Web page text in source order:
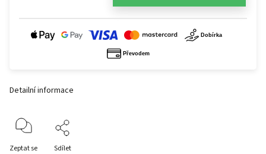
Detailní informace
Zeptat se Sdílet